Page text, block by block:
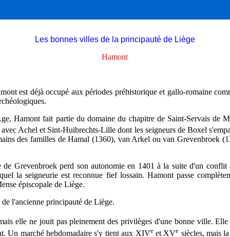
Les bonnes villes de la principauté de Liège
Hamont
est déjà occupé aux périodes préhistorique et gallo-romaine
Hamont fait partie du domaine du chapitre de Saint-Servais de
Achel et Sint-Huibrechts-Lille dont les seigneurs de Boxel
des familles de Hamal (1360), van Arkel ou van Grevenbroek
de Grevenbroek perd son autonomie en 1401 à la suite d'un
la seigneurie est reconnue fief lossain. Hamont passe
épiscopale de Liège.
l'ancienne principauté de Liège.
elle ne jouit pas pleinement des privilèges d'une bonne ville.
Un marché hebdomadaire s'y tient aux XIVeet XVe siècles, mais